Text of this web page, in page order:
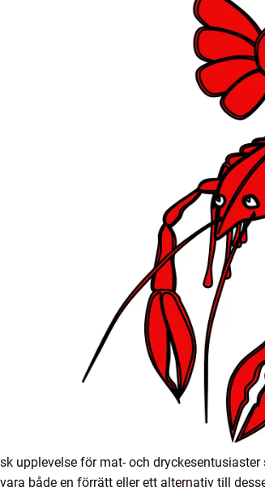
upplevelse för mat- och
både en förrätt eller ett alternativ till